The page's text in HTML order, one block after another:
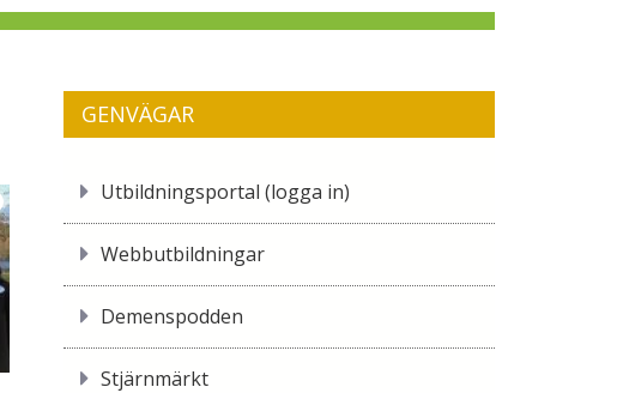
GENVÄGAR
Utbildningsportal (logga in)
Webbutbildningar
Demenspodden
Stjärnmärkt